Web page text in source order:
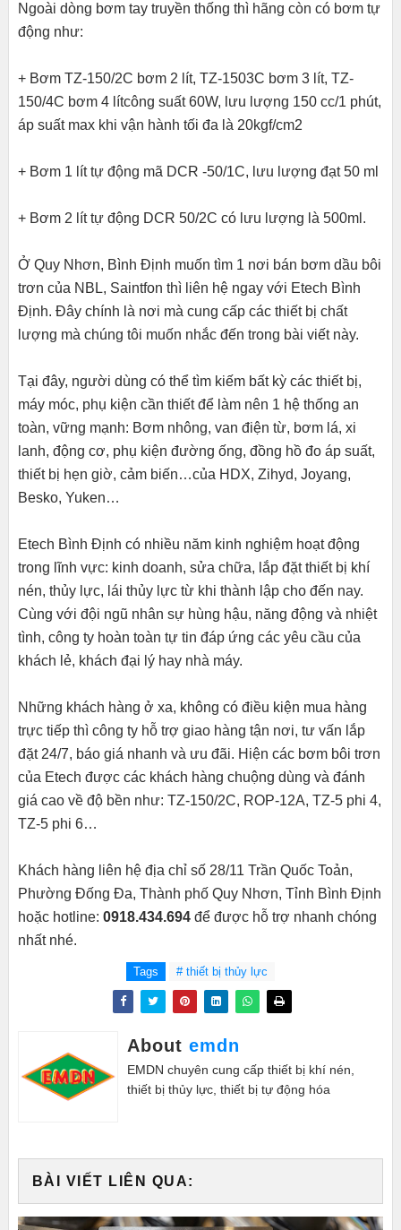
Ngoài dòng bơm tay truyền thống thì hãng còn có bơm tự
động như:
+ Bơm TZ-150/2C bơm 2 lít, TZ-1503C bơm 3 lít, TZ-
150/4C bơm 4 lítcông suất 60W, lưu lượng 150 cc/1 phút,
áp suất max khi vận hành tối đa là 20kgf/cm2
+ Bơm 1 lít tự động mã DCR -50/1C, lưu lượng đạt 50 ml
+ Bơm 2 lít tự động DCR 50/2C có lưu lượng là 500ml.
Ở Quy Nhơn, Bình Định muốn tìm 1 nơi bán bơm dầu bôi
trơn của NBL, Saintfon thì liên hệ ngay với Etech Bình
Định. Đây chính là nơi mà cung cấp các thiết bị chất
lượng mà chúng tôi muốn nhắc đến trong bài viết này.
Tại đây, người dùng có thể tìm kiếm bất kỳ các thiết bị,
máy móc, phụ kiện cần thiết để làm nên 1 hệ thống an
toàn, vững mạnh: Bơm nhông, van điện từ, bơm lá, xi
lanh, động cơ, phụ kiện đường ống, đồng hồ đo áp suất,
thiết bị hẹn giờ, cảm biến…của HDX, Zihyd, Joyang,
Besko, Yuken…
Etech Bình Định có nhiều năm kinh nghiệm hoạt động
trong lĩnh vực: kinh doanh, sửa chữa, lắp đặt thiết bị khí
nén, thủy lực, lái thủy lực từ khi thành lập cho đến nay.
Cùng với đội ngũ nhân sự hùng hậu, năng động và nhiệt
tình, công ty hoàn toàn tự tin đáp ứng các yêu cầu của
khách lẻ, khách đại lý hay nhà máy.
Những khách hàng ở xa, không có điều kiện mua hàng
trực tiếp thì công ty hỗ trợ giao hàng tận nơi, tư vấn lắp
đặt 24/7, báo giá nhanh và ưu đãi. Hiện các bơm bôi trơn
của Etech được các khách hàng chuộng dùng và đánh
giá cao về độ bền như: TZ-150/2C, ROP-12A, TZ-5 phi 4,
TZ-5 phi 6…
Khách hàng liên hệ địa chỉ số 28/11 Trần Quốc Toản,
Phường Đống Đa, Thành phố Quy Nhơn, Tỉnh Bình Định
hoặc hotline: 0918.434.694để được hỗ trợ nhanh chóng
nhất nhé.
Tags # thiết bị thủy lực
About emdn
EMDN chuyên cung cấp thiết bị khí nén,
thiết bị thủy lực, thiết bị tự động hóa
BÀI VIẾT LIÊN QUA: